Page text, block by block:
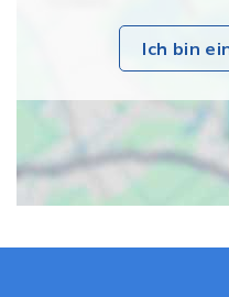
Ich bin